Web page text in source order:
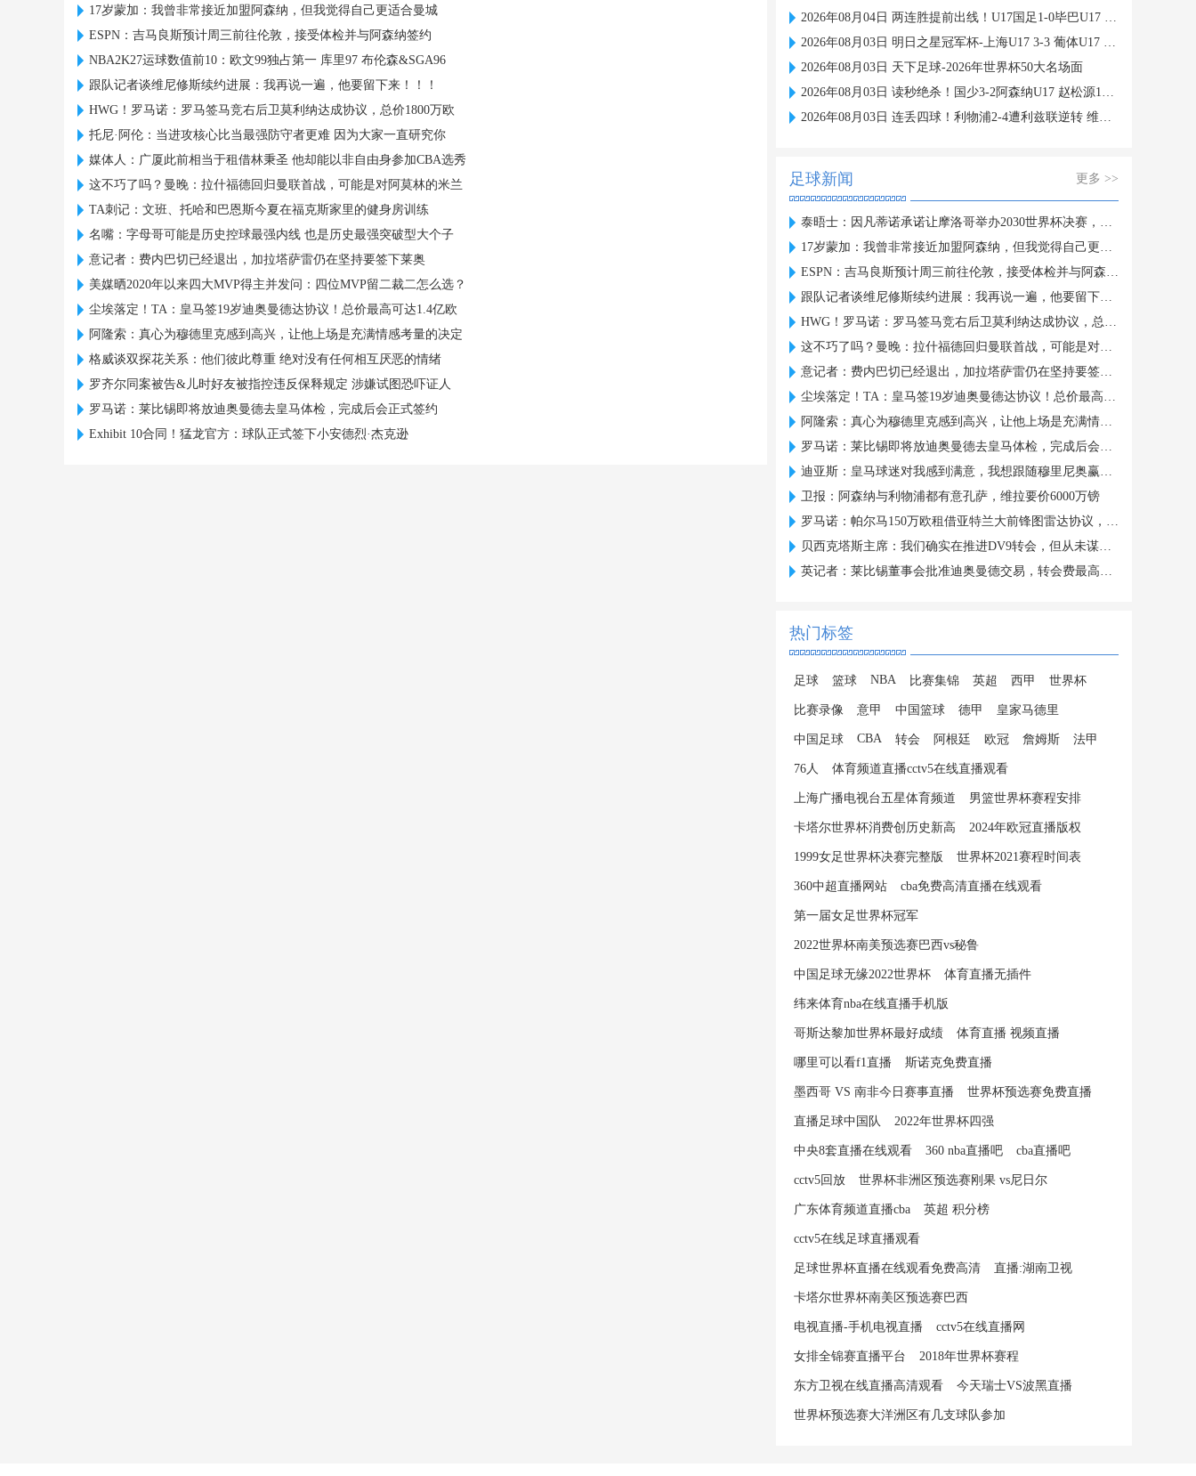
17岁蒙加：我曾非常接近加盟阿森纳，但我觉得自己更适合曼城
ESPN：吉马良斯预计周三前往伦敦，接受体检并与阿森纳签约
NBA2K27运球数值前10：欧文99独占第一 库里97 布伦森&SGA96
跟队记者谈维尼修斯续约进展：我再说一遍，他要留下来！！！
HWG！罗马诺：罗马签马竞右后卫莫利纳达成协议，总价1800万欧
托尼·阿伦：当进攻核心比当最强防守者更难 因为大家一直研究你
媒体人：广厦此前相当于租借林秉圣 他却能以非自由身参加CBA选秀
这不巧了吗？曼晚：拉什福德回归曼联首战，可能是对阿莫林的米兰
TA刺记：文班、托哈和巴恩斯今夏在福克斯家里的健身房训练
名嘴：字母哥可能是历史控球最强内线 也是历史最强突破型大个子
意记者：费内巴切已经退出，加拉塔萨雷仍在坚持要签下莱奥
美媒晒2020年以来四大MVP得主并发问：四位MVP留二裁二怎么选？
尘埃落定！TA：皇马签19岁迪奥曼德达协议！总价最高可达1.4亿欧
阿隆索：真心为穆德里克感到高兴，让他上场是充满情感考量的决定
格威谈双探花关系：他们彼此尊重 绝对没有任何相互厌恶的情绪
罗齐尔同案被告&儿时好友被指控违反保释规定 涉嫌试图恐吓证人
罗马诺：莱比锡即将放迪奥曼德去皇马体检，完成后会正式签约
Exhibit 10合同！猛龙官方：球队正式签下小安德烈·杰克逊
2026年08月04日 两连胜提前出线！U17国足1-0毕巴U17 程晟涵连场破门赵松源中楣
2026年08月03日 明日之星冠军杯-上海U17 3-3 葡体U17 梁锦鸿梅开二度
2026年08月03日 天下足球-2026年世界杯50大名场面
2026年08月03日 读秒绝杀！国少3-2阿森纳U17 赵松源1V4一条龙+造乌龙 程晟涵绝杀
2026年08月03日 连丢四球！利物浦2-4遭利兹联逆转 维尔茨钱伯斯破门凯尔凯兹失误
足球新闻 更多 >>
泰晤士：因凡蒂诺承诺让摩洛哥举办2030世界杯决赛，以换取支持
17岁蒙加：我曾非常接近加盟阿森纳，但我觉得自己更适合曼城
ESPN：吉马良斯预计周三前往伦敦，接受体检并与阿森纳签约
跟队记者谈维尼修斯续约进展：我再说一遍，他要留下来！！！
HWG！罗马诺：罗马签马竞右后卫莫利纳达成协议，总价1800万欧
这不巧了吗？曼晚：拉什福德回归曼联首战，可能是对阿莫林的米兰
意记者：费内巴切已经退出，加拉塔萨雷仍在坚持要签下莱奥
尘埃落定！TA：皇马签19岁迪奥曼德达协议！总价最高可达1.4亿欧
阿隆索：真心为穆德里克感到高兴，让他上场是充满情感考量的决定
罗马诺：莱比锡即将放迪奥曼德去皇马体检，完成后会正式签约
迪亚斯：皇马球迷对我感到满意，我想跟随穆里尼奥赢得冠军
卫报：阿森纳与利物浦都有意孔萨，维拉要价6000万镑
罗马诺：帕尔马150万欧租借亚特兰大前锋图雷达协议，24h内体检
贝西克塔斯主席：我们确实在推进DV9转会，但从未谋求签下萨拉赫
英记者：莱比锡董事会批准迪奥曼德交易，转会费最高可达1.4亿欧
热门标签
足球 篮球 NBA 比赛集锦 英超 西甲 世界杯
比赛录像 意甲 中国篮球 德甲 皇家马德里
中国足球 CBA 转会 阿根廷 欧冠 詹姆斯 法甲
76人 体育频道直播cctv5在线直播观看
上海广播电视台五星体育频道 男篮世界杯赛程安排
卡塔尔世界杯消费创历史新高 2024年欧冠直播版权
1999女足世界杯决赛完整版 世界杯2021赛程时间表
360中超直播网站 cba免费高清直播在线观看
第一届女足世界杯冠军
2022世界杯南美预选赛巴西vs秘鲁
中国足球无缘2022世界杯 体育直播无插件
纬来体育nba在线直播手机版
哥斯达黎加世界杯最好成绩 体育直播 视频直播
哪里可以看f1直播 斯诺克免费直播
墨西哥 VS 南非今日赛事直播 世界杯预选赛免费直播
直播足球中国队 2022年世界杯四强
中央8套直播在线观看 360 nba直播吧 cba直播吧
cctv5回放 世界杯非洲区预选赛刚果 vs尼日尔
广东体育频道直播cba 英超 积分榜
cctv5在线足球直播观看
足球世界杯直播在线观看免费高清 直播:湖南卫视
卡塔尔世界杯南美区预选赛巴西
电视直播-手机电视直播 cctv5在线直播网
女排全锦赛直播平台 2018年世界杯赛程
东方卫视在线直播高清观看 今天瑞士VS波黑直播
世界杯预选赛大洋洲区有几支球队参加